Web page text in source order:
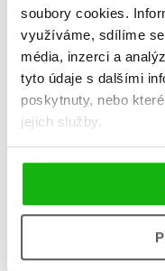
soubory cookies.
využíváme, sdílíme
média, inzerci a
tyto údaje s dalšími
poskytnuty, nebo
jejich služby.
Scarlett Wilková je
chvíle, kdy po maturitě
v Ostravě. Poté pracovala